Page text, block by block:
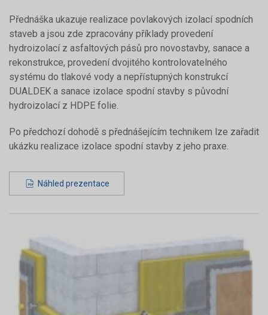
Přednáška ukazuje realizace povlakových izolací spodních
staveb a jsou zde zpracovány příklady provedení
hydroizolací z asfaltových pásů pro novostavby, sanace a
rekonstrukce, provedení dvojitého kontrolovatelného
systému do tlakové vody a nepřístupných konstrukcí
DUALDEK a sanace izolace spodní stavby s původní
hydroizolací z HDPE folie.
Po předchozí dohodě s přednášejícím technikem lze zařadit
ukázku realizace izolace spodní stavby z jeho praxe.
Náhled prezentace